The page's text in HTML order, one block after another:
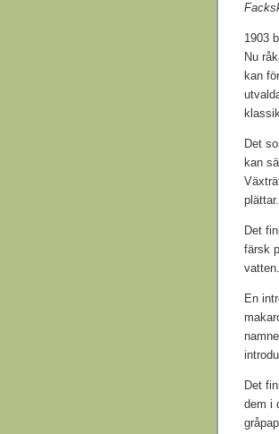
1903
Nu
kan
Det
kan
plättar.
Det
färsk
En
Det
dem i